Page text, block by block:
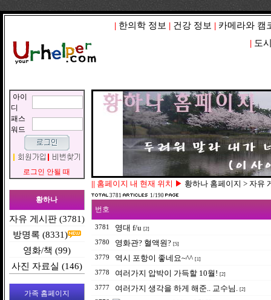
| 한의학 정보 | 건강 정보 | 카메라와 캠
| 도
아이
디
패스
워드
로그인 안될 때
황하나
자유 게시판 (3781)
방명록 (8331)
영화/책 (99)
사진 자료실 (146)
가족 홈페이지
|| 홈페이지 내 현재 위치 ▶ 황하나 홈페이지 > 자유
3781 1/190
번호
3781 영대 f/u [2]
3780 영화관? 혈액원? [5]
3779 역시 포항이 좋네요~^^ [1]
3778 여러가지 압박이 가득할 10월! [2]
3777 여러가지 생각을 하게 해준.. 교수님. [2]